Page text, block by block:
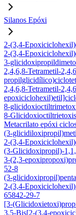
Silanos Epóxi
2-(3,4-
2-(3,4-
3-
2,4,6,8-Tetrametil-
2,4,6,8-Tetrametil-
8-
8-
Metacrilato epóxi
(3-
2-(3,4-
(3-Glicidoxipropil)-
3-(2,3-
52-8
(3-
2-(3,4-
65842-29-7
[3-
3,5-Bis[2-(3,4-